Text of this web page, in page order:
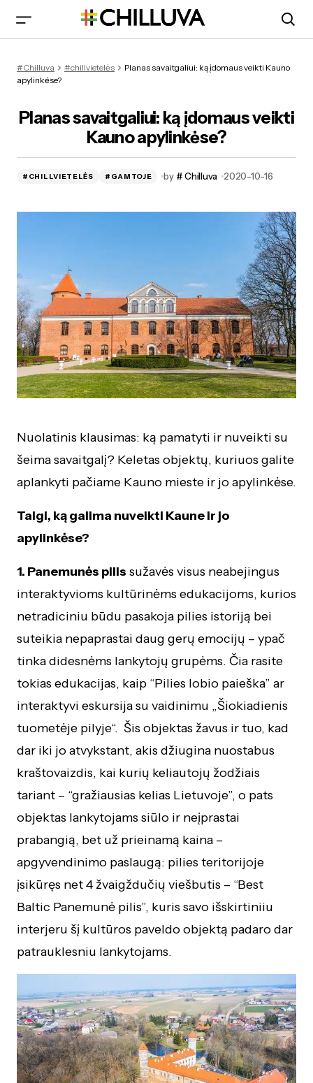
#Chilluva #chillvietelės
Planas savaitgaliui: ką įdomaus veikti Kauno
apylinkėse?
Planas savaitgaliui: ką įdomaus veikti
Kauno apylinkėse?
#CHILLVIETELĖS #GAMTOJE by # Chilluva 2020-10-16
Nuolatinis klausimas: ką pamatyti ir nuveikti su
šeima savaitgalį? Keletas objektų, kuriuos galite
aplankyti pačiame Kauno mieste ir jo apylinkėse.
Taigi, ką galima nuveikti Kaune ir jo
apylinkėse?
1. Panemunės pilis sužavės visus neabejingus
interaktyvioms kultūrinėms edukacijoms, kurios
netradiciniu būdu pasakoja pilies istoriją bei
suteikia nepaprastai daug gerų emocijų – ypač
tinka didesnėms lankytojų grupėms. Čia rasite
tokias edukacijas, kaip “Pilies lobio paieška” ar
interaktyvi eskursija su vaidinimu „Šiokiadienis
tuometėje pilyje“. Šis objektas žavus ir tuo, kad
dar iki jo atvykstant, akis džiugina nuostabus
kraštovaizdis, kai kurių keliautojų žodžiais
tariant – “gražiausias kelias Lietuvoje”, o pats
objektas lankytojams siūlo ir neįprastai
prabangią, bet už prieinamą kaina –
apgyvendinimo paslaugą: pilies teritorijoje
įsikūręs net 4 žvaigždučių viešbutis – “Best
Baltic Panemunė pilis”, kuris savo išskirtiniiu
interjeru šį kultūros paveldo objektą padaro dar
patrauklesniu lankytojams.